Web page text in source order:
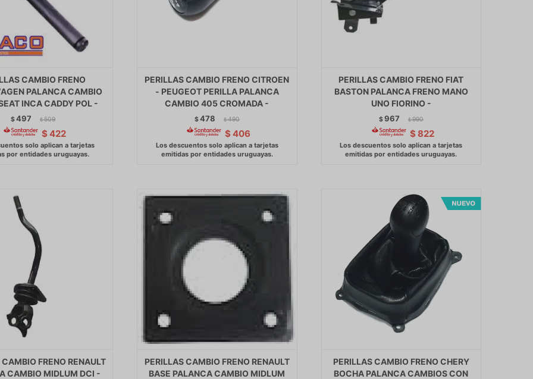
CAMBIO FRENO
PALANCA CAMBIO
INCA CADDY POL -
$497 $ 509
$ 422
PERILLAS CAMBIO FRENO CITROEN
- PEUGEOT PERILLA PALANCA
CAMBIO 405 CROMADA -
$478 $ 490
$ 406
PERILLAS CAMBIO FRENO FIAT
BASTON PALANCA FRENO MANO
UNO FIORINO -
$967 $ 990
$ 822
FRENO RENAULT
CAMBIO MIDLUM DCI -
PERILLAS CAMBIO FRENO RENAULT
BASE PALANCA CAMBIO MIDLUM
PERILLAS CAMBIO FRENO CHERY
BOCHA PALANCA CAMBIOS CON